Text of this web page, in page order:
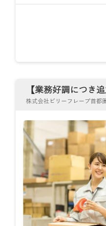
【業務好調につき
株式会社ビリーフレーブ首都